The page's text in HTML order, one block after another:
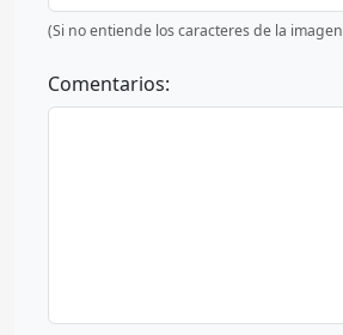
(Si no entiende los caracteres de la imagen
Comentarios: